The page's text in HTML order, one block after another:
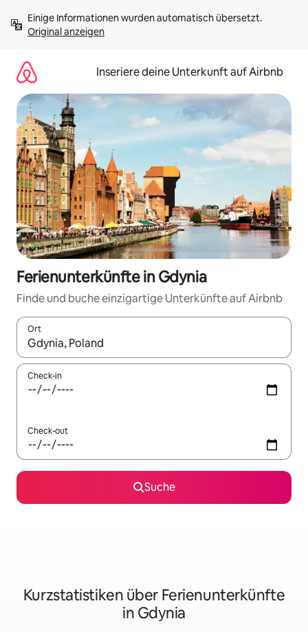
Inhalten
springenOriginal anzeigen
Inseriere deine Unterkunft auf Airbnb
Ferienunterkünfte in Gdynia
Finde und buche einzigartige Unterkünfte auf Airbnb
Ort
Wenn Ergebnisse verfügbar sind, navigiere mit den
Check-in
Check-out
Suche
Kurzstatistiken über Ferienunterkünfte
in Gdynia